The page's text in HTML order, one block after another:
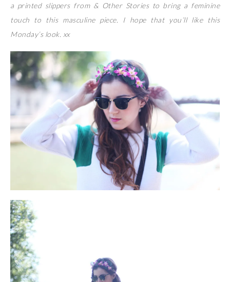
a printed slippers from & Other Stories to bring a feminine
touch to this masculine piece. I hope that you’ll like this
Monday’s look. xx